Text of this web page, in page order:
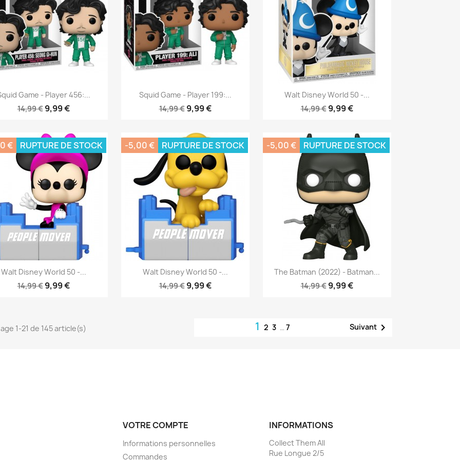
Game - Player 456:...
14,99 € 9,99 €
Aperçu rapide
Squid Game - Player 199:...
14,99 € 9,99 €
Aperçu rapide
Walt Disney World 50 -...
14,99 € 9,99 €
Aperçu rapide
Walt Disney World 50 -...
14,99 € 9,99 €
€ RUPTURE DE STOCK
Aperçu rapide
Walt Disney World 50 -...
14,99 € 9,99 €
-5,00 € RUPTURE DE STOCK
Aperçu rapide
The Batman (2022) - Batman...
14,99 € 9,99 €
-5,00 € RUPTURE DE STOCK
Aperçu rapide
1-21 de 145 article(s) 123 … 7 Suivant
VOTRE COMPTE
Informations personnelles
Commandes
INFORMATIONS
Collect Them All
Rue Longue 2/5